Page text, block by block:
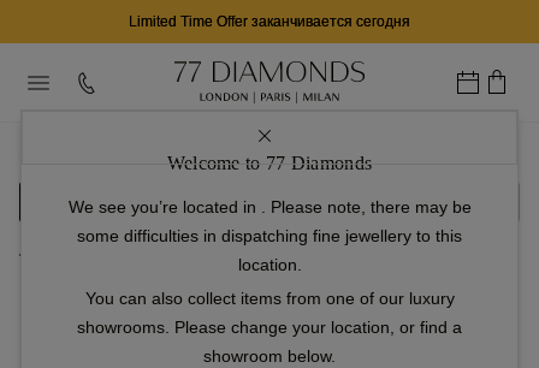
Limited Time Offer заканчивается сегодня
Welcome to 77 Diamonds
We see you’re located in
. Please note, there may be
some difficulties in dispatching fine jewellery to this
location.
You can also collect items from one of our luxury
showrooms. Please change your location, or find a
showroom below.
Настройка Бриллиант Готово
Перемещайте влево и вправо
для управления обзором
360°